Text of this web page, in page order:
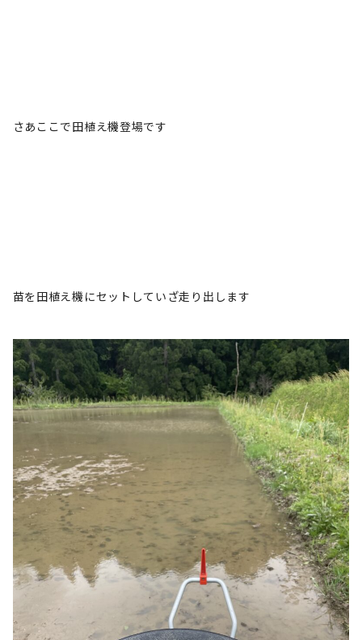
さあここで田植え機登場です
苗を田植え機にセットしていざ走り出します